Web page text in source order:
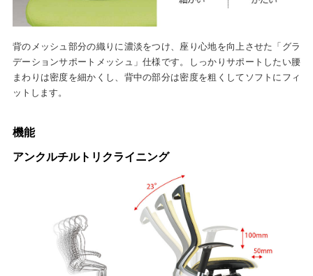
背のメッシュ部分の織りに濃淡をつけ、座り心地を向上させた「グラ
デーションサポートメッシュ」仕様です。しっかりサポートしたい腰
まわりは密度を細かくし、背中の部分は密度を粗くしてソフトにフィ
ットします。
機能
アンクルチルトリクライニング